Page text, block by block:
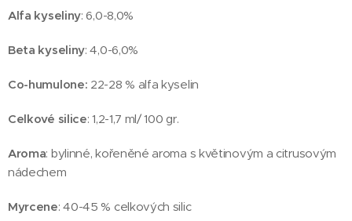
Alfa kyseliny: 6,0-8,0%
Beta kyseliny: 4,0-6,0%
Co-humulone: 22-28 % alfa kyselin
Celkové silice: 1,2-1,7 ml/ 100 gr.
Aroma: bylinné, kořeněné aroma s květinovým a citrusovým
nádechem
Myrcene: 40-45 % celkových silic